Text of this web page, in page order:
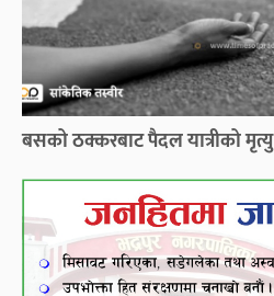
बसको ठक्करबाट पैदल यात्रीको मृत्यु